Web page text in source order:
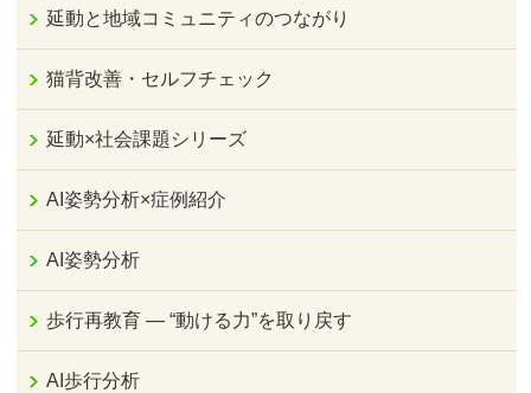
延動と地域コミュニティのつながり
猫背改善・セルフチェック
延動×社会課題シリーズ
AI姿勢分析×症例紹介
AI姿勢分析
歩行再教育 ― “動ける力”を取り戻す
AI歩行分析